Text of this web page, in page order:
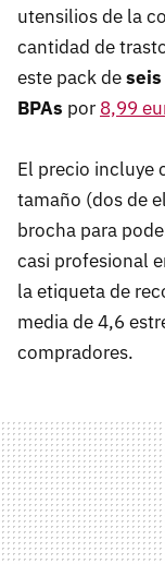
utensilios de la
cantidad de
este pack de
BPAs por 8,99
El precio incluye
tamaño (dos de
brocha para
casi profesional
la etiqueta de
media de 4,6
compradores.